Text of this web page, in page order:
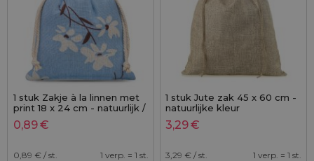
1 stuk Zakje à la linnen met
print 18 x 24 cm - natuurlijk /
blauwe bloemen
0,89€
0,89 € / st. 1 verp. = 1 st.
1 stuk Jute zak 45 x 60 cm -
natuurlijke kleur
3,29€
3,29 € / st. 1 verp. = 1 st.